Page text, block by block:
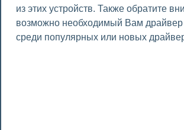
из этих устройств. Также обратите
возможно необходимый Вам драйвер
среди популярных или новых